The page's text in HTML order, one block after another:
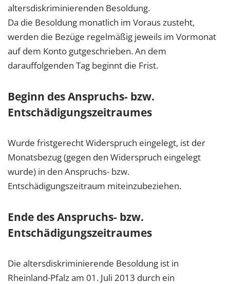
altersdiskriminierenden Besoldung.
Da die Besoldung monatlich im Voraus zusteht,
werden die Bezüge regelmäßig jeweils im Vormonat
auf dem Konto gutgeschrieben. An dem
darauffolgenden Tag beginnt die Frist.
Beginn des Anspruchs- bzw.
Entschädigungszeitraumes
Wurde fristgerecht Widerspruch eingelegt, ist der
Monatsbezug (gegen den Widerspruch eingelegt
wurde) in den Anspruchs- bzw.
Entschädigungszeitraum miteinzubeziehen.
Ende des Anspruchs- bzw.
Entschädigungszeitraumes
Die altersdiskriminierende Besoldung ist in
Rheinland-Pfalz am 01. Juli 2013 durch ein